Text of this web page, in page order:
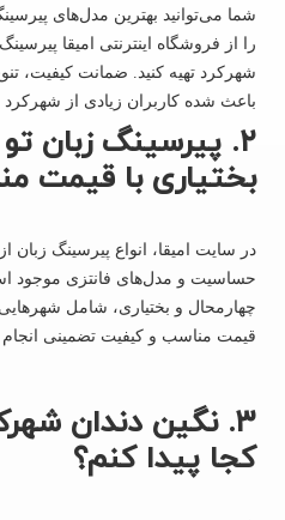
شما می‌توانید بهترین مدل‌های
را از فروشگاه اینترنتی امیقا
شهرکرد تهیه کنید. ضمانت کیفیت،
باعث شده کاربران زیادی از شهرکرد
۲. پیرسینگ زبان
بختیاری با قیمت
در سایت امیقا، انواع پیرسینگ زبان
حساسیت و مدل‌های فانتزی موجود
چهارمحال و بختیاری، شامل
قیمت مناسب و کیفیت تضمینی
۳. نگین دندان
کجا پیدا کنم؟